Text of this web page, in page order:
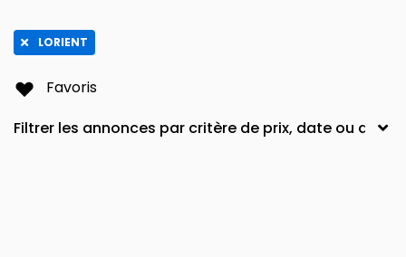
LORIENT
Favoris